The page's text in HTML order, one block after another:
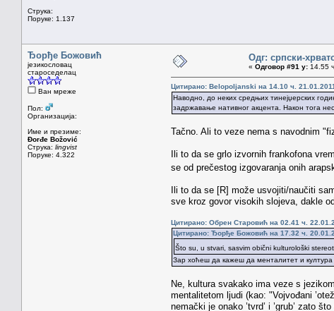
Струка:
Поруке: 1.137
Ђорђе Божовић
језикословац
староседелац
Ван мреже
Пол:
Организација:
Име и презиме:
Đorđe Božović
Струка: lingvist
Поруке: 4.322
Одг: српски-
« Одговор #91 у: 14.55
Цитирано: Belopoljanski на 14.10 ч. 21.01.2011.
Наводно, до неких средњих тинејџерских
задржавање нативног акцента. Након тога
Tačno. Ali to veze nema s navodnim
Ili to da se grlo izvornih frankofona
se od prečestog izgovaranja onih
Ili to da se [R] može usvojiti/naučiti
sve kroz govor visokih slojeva, dakle
Цитирано: Обрен Старовић на 02.41 ч.
Цитирано: Ђорђе Божовић на 17.32 ч.
Što su, u stvari, sasvim obični kulturološki
Зар хоћеш да кажеш да менталитет и култура
Ne, kultura svakako ima veze s
mentalitetom ljudi (kao: "Vojvođani
nemački je onako ’tvrd’ i ’grub’ zato